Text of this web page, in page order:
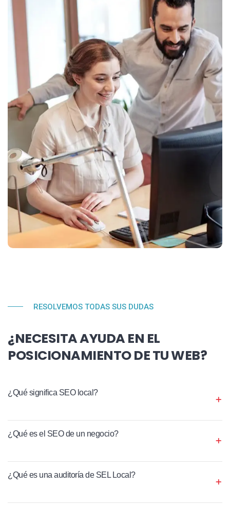
RESOLVEMOS TODAS SUS DUDAS
¿NECESITA AYUDA EN EL
POSICIONAMIENTO DE TU WEB?
¿Qué significa SEO local?
¿Qué es el SEO de un negocio?
¿Qué es una auditoría de SEL Local?